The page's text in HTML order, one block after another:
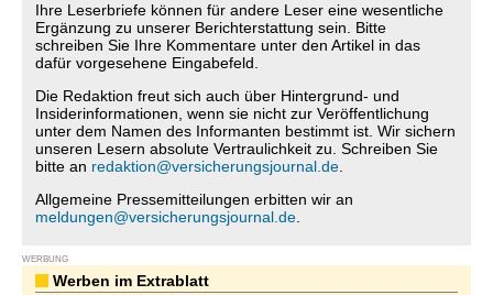
Ihre Leserbriefe können für andere Leser eine wesentliche
Ergänzung zu unserer Berichterstattung sein. Bitte
schreiben Sie Ihre Kommentare unter den Artikel in das
dafür vorgesehene Eingabefeld.
Die Redaktion freut sich auch über Hintergrund- und
Insiderinformationen, wenn sie nicht zur Veröffentlichung
unter dem Namen des Informanten bestimmt ist. Wir sichern
unseren Lesern absolute Vertraulichkeit zu. Schreiben Sie
bitte an redaktion@versicherungsjournal.de
Allgemeine Pressemitteilungen erbitten wir an
meldungen@versicherungsjournal.de
WERBUNG
Werben im Extrablatt